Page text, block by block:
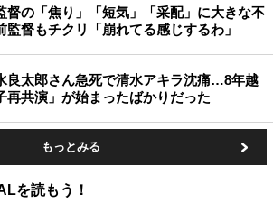
督の「焦り」「短気」「采配」に大きな不
督もチクリ「崩れてる感じするわ」
良太郎さん急死で清水アキラ沈痛…8年越
再共演」が始まったばかりだった
もっとみる
を読もう！